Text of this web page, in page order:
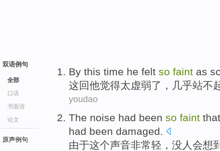
双语例句
全部
口语
书面语
论文
原声例句
By this time he felt so faint as
这回他觉得太虚弱了 ， 几乎站不
youdao
The noise had been so faint
had been damaged.
由于这个声音非常轻 ， 没人 会想